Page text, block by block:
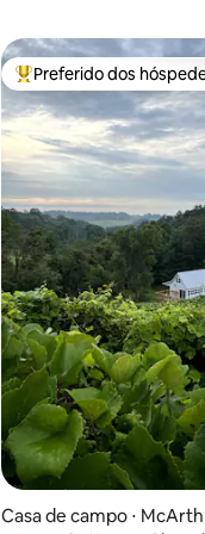
média de 5, 246
Entre os melhores
Preferido dos
Casa de campo ⋅